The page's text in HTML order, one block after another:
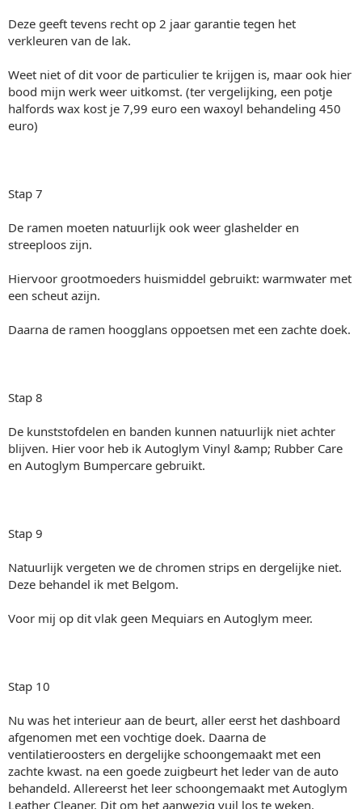
Deze geeft tevens recht op 2 jaar garantie tegen het
verkleuren van de lak.
Weet niet of dit voor de particulier te krijgen is, maar ook hier
bood mijn werk weer uitkomst. (ter vergelijking, een potje
halfords wax kost je 7,99 euro een waxoyl behandeling 450
euro)
Stap 7
De ramen moeten natuurlijk ook weer glashelder en
streeploos zijn.
Hiervoor grootmoeders huismiddel gebruikt: warmwater met
een scheut azijn.
Daarna de ramen hoogglans oppoetsen met een zachte doek.
Stap 8
De kunststofdelen en banden kunnen natuurlijk niet achter
blijven. Hier voor heb ik Autoglym Vinyl &amp; Rubber Care
en Autoglym Bumpercare gebruikt.
Stap 9
Natuurlijk vergeten we de chromen strips en dergelijke niet.
Deze behandel ik met Belgom.
Voor mij op dit vlak geen Mequiars en Autoglym meer.
Stap 10
Nu was het interieur aan de beurt, aller eerst het dashboard
afgenomen met een vochtige doek. Daarna de
ventilatieroosters en dergelijke schoongemaakt met een
zachte kwast. na een goede zuigbeurt het leder van de auto
behandeld. Allereerst het leer schoongemaakt met Autoglym
Leather Cleaner. Dit om het aanwezig vuil los te weken.